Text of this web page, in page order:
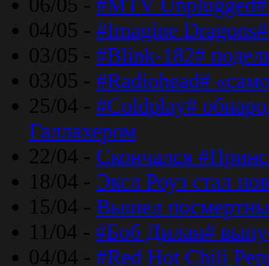
04/05 - #Imagine
03/05 - #Blink-182#
03/05 - #Radiohead#
25/04 - #Coldplay#
Галлахером
22/04 - Скончался
18/04 - Эксл Роуз стал
15/04 - Вышел
11/04 - #Боб Дилан#
04/04 - #Red Hot Chili